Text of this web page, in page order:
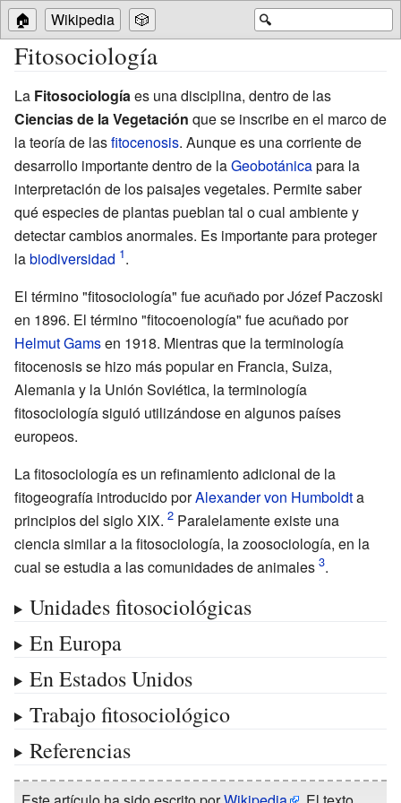
🔍
🏠 Wikipedia 🎲
Fitosociología
La Fitosociología es una disciplina, dentro de las
Ciencias de la Vegetación que se inscribe en el marco de
la teoría de lasfitocenosis. Aunque es una corriente de
desarrollo importante dentro de laGeobotánicapara la
interpretación de los paisajes vegetales. Permite saber
qué especies de plantas pueblan tal o cual ambiente y
detectar cambios anormales. Es importante para proteger
labiodiversidad .
El término "fitosociología" fue acuñado por Józef Paczoski
en 1896. El término "fitocoenología" fue acuñado por
Helmut Gamsen 1918. Mientras que la terminología
fitocenosis se hizo más popular en Francia, Suiza,
Alemania y la Unión Soviética, la terminología
fitosociología siguió utilizándose en algunos países
europeos.
La fitosociología es un refinamiento adicional de la
fitogeografía introducido porAlexander von Humboldta
principios del siglo XIX.
Paralelamente existe una
ciencia similar a la fitosociología, la zoosociología, en la
cual se estudia a las comunidades de animales .
Unidades fitosociológicas
En Europa
En Estados Unidos
Trabajo fitosociológico
Referencias